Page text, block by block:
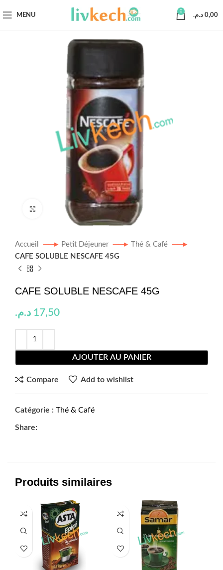
MENU
0
0,00 د.م.
Click to enlarge
Accueil Petit Déjeuner
Thé & Café
CAFE SOLUBLE NESCAFE 45G
CAFE SOLUBLE NESCAFE 45G
17,50 د.م.
AJOUTER AU PANIER
Compare Add to wishlist
Catégorie : Thé & Café
Share:
Produits similaires